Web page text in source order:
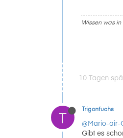
Wissen was in
10 Tagen
T Trigonfuchs
@Mario-air-
Gibt es